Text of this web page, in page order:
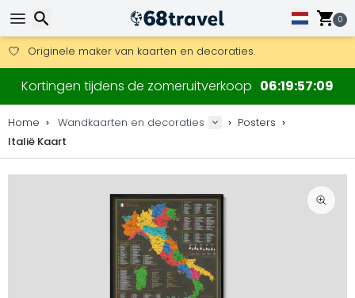
0
Gratis verzending bij bestellingen boven 169 €.
DHL Express is ook beschikbaar.
30 dagen retour, 90 dagen voor houten kaarten en
Originele maker van kaarten en decoraties.
Kortingen tijdens de zomeruitverkoop 06 19 57 08
Home Wandkaarten en decoraties
Posters
Italië Kaart
Zoeken
Zoeken